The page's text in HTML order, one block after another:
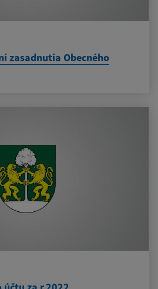
zasadnutia Obecného